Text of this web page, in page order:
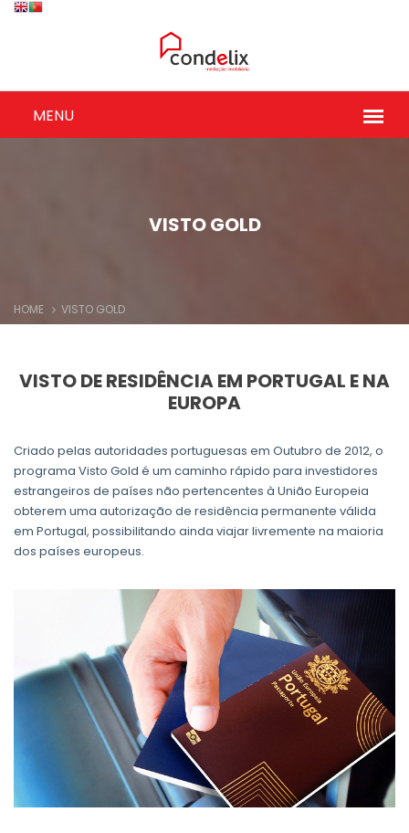
VISTO GOLD
HOME VISTO GOLD
VISTO DE RESIDÊNCIA EM PORTUGAL E NA
EUROPA
Criado pelas autoridades portuguesas em Outubro de 2012, o
programa Visto Gold é um caminho rápido para investidores
estrangeiros de países não pertencentes à União Europeia
obterem uma autorização de residência permanente válida
em Portugal, possibilitando ainda viajar livremente na maioria
dos países europeus.